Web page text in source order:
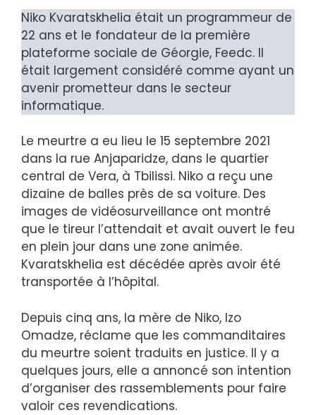
Niko Kvaratskhelia était un programmeur de
22 ans et le fondateur de la première
plateforme sociale de Géorgie, Feedc. Il
était largement considéré comme ayant un
avenir prometteur dans le secteur
informatique.
Le meurtre a eu lieu le 15 septembre 2021
dans la rue Anjaparidze, dans le quartier
central de Vera, à Tbilissi. Niko a reçu une
dizaine de balles près de sa voiture. Des
images de vidéosurveillance ont montré
que le tireur l’attendait et avait ouvert le feu
en plein jour dans une zone animée.
Kvaratskhelia est décédée après avoir été
transportée à l’hôpital.
Depuis cinq ans, la mère de Niko, Izo
Omadze, réclame que les commanditaires
du meurtre soient traduits en justice. Il y a
quelques jours, elle a annoncé son intention
d’organiser des rassemblements pour faire
valoir ces revendications.